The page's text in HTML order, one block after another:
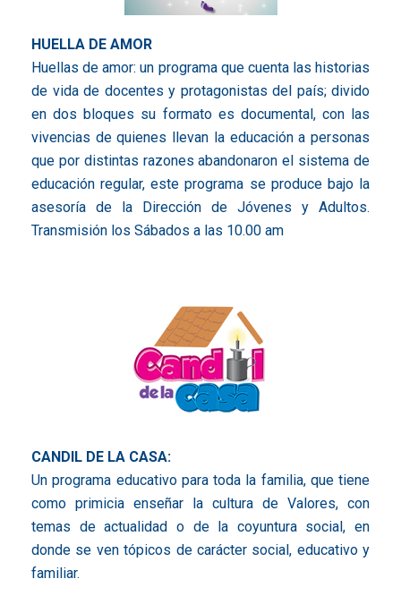
HUELLA DE AMOR
Huellas de amor: un programa que cuenta las historias
de vida de docentes y protagonistas del país; divido
en dos bloques su formato es documental, con las
vivencias de quienes llevan la educación a personas
que por distintas razones abandonaron el sistema de
educación regular, este programa se produce bajo la
asesoría de la Dirección de Jóvenes y Adultos.
Transmisión los Sábados a las 10.00 am
CANDIL DE LA CASA:
Un programa educativo para toda la familia, que tiene
como primicia enseñar la cultura de Valores, con
temas de actualidad o de la coyuntura social, en
donde se ven tópicos de carácter social, educativo y
familiar.